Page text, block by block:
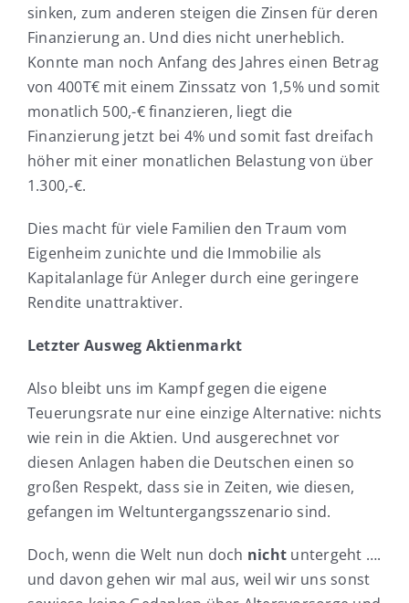
sinken, zum anderen steigen die Zinsen für deren
Finanzierung an. Und dies nicht unerheblich.
Konnte man noch Anfang des Jahres einen Betrag
von 400T€ mit einem Zinssatz von 1,5% und somit
monatlich 500,-€ finanzieren, liegt die
Finanzierung jetzt bei 4% und somit fast dreifach
höher mit einer monatlichen Belastung von über
1.300,-€.
Dies macht für viele Familien den Traum vom
Eigenheim zunichte und die Immobilie als
Kapitalanlage für Anleger durch eine geringere
Rendite unattraktiver.
Letzter Ausweg Aktienmarkt
Also bleibt uns im Kampf gegen die eigene
Teuerungsrate nur eine einzige Alternative: nichts
wie rein in die Aktien. Und ausgerechnet vor
diesen Anlagen haben die Deutschen einen so
großen Respekt, dass sie in Zeiten, wie diesen,
gefangen im Weltuntergangsszenario sind.
Doch, wenn die Welt nun doch nicht untergeht ….
und davon gehen wir mal aus, weil wir uns sonst